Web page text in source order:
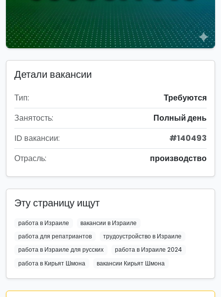
Детали вакансии
Тип:
Требуются
Занятость:
Полный день
ID вакансии:
#140493
Отрасль:
производство
Эту страницу ищут
работа в Израиле
вакансии в Израиле
работа для репатриантов
трудоустройство в Израиле
работа в Израиле для русских
работа в Израиле 2024
работа в Кирьят Шмона
вакансии Кирьят Шмона